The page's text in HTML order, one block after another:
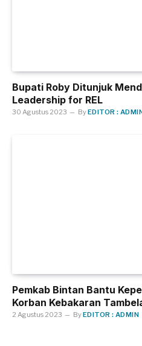
Bupati Roby Ditunjuk
Leadership for REL
30 Agustus 2023 ByEDITOR :
Pemkab Bintan Bantu
Korban Kebakaran
2 Agustus 2023 ByEDITOR : ADMIN